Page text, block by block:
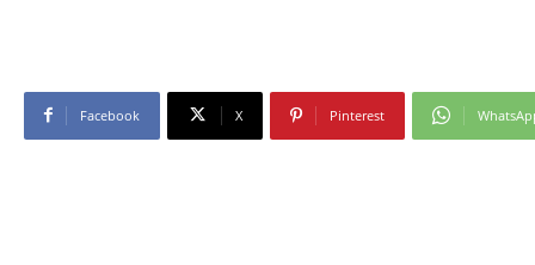
Facebook X Pinterest